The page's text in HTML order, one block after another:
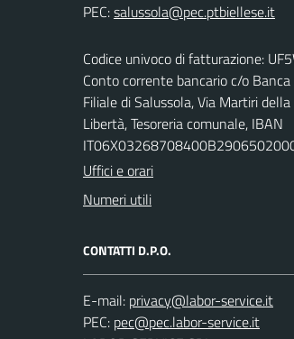
PEC:
Codice univoco di fatturazione:
Conto corrente bancario c/o Banca
Filiale di Salussola, Via Martiri della
Libertà, Tesoreria comunale, IBAN
Uffici e orari
Numeri utili
CONTATTI D.P.O.
E-mail:
PEC: